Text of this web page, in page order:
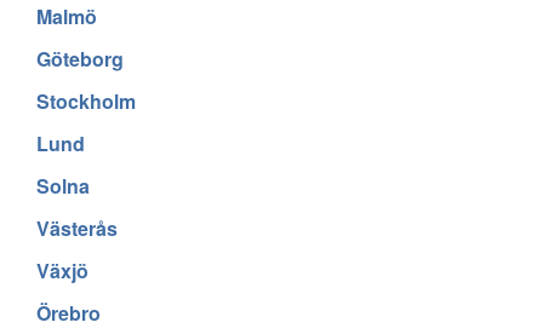
Malmö
Göteborg
Stockholm
Lund
Solna
Västerås
Växjö
Örebro